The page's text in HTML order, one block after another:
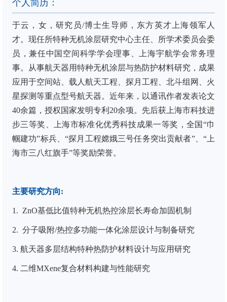
个人简历：
于云，女，研究员/博士生导师，东方英才上海领军人
才。现任所特种无机涂层研究中心主任、所学术委员会委
员，兼任中国空间科学学会理事、上海宇航学会常务理
事。从事航天器用特种无机涂层与热防护材料研究，成果
应用于空间站、载人航天工程、探月工程、北斗组网、火
星探测等重点型号航天器。近年来，以通讯作者发表论文
40余篇，授权国家发明专利 20余项。先后获 上海市科技进
步三等奖、上海市标准化优秀科技成果一等奖，全国 “巾
帼建功”标兵、“探月工程嫦娥三号任务突出贡献者”、 “上
海市三八红旗手”等奖励荣誉。
主要研究方向:
1. ZnO基低比值特种无机热控涂层长寿命加固机制
2. 分子吸附/热控多功能一体化涂层设计与制备研究
3. 航天器多层结构特种热防护材料设计与应用研究
4. 二维MXene复合材料构建与性能研究